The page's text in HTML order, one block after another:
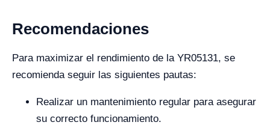
Recomendaciones
Para maximizar el rendimiento de la YR05131, se
recomienda seguir las siguientes pautas:
Realizar un mantenimiento regular para asegurar
su correcto funcionamiento.